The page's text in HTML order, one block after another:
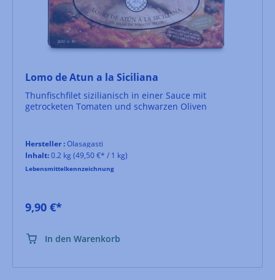
Lomo de Atun a la Siciliana
Thunfischfilet sizilianisch in einer Sauce mit
getrocketen Tomaten und schwarzen Oliven
Hersteller :Olasagasti
Inhalt:0.2 kg (49,50 €* / 1 kg)
Lebensmittelkennzeichnung
9,90 €*
In den Warenkorb